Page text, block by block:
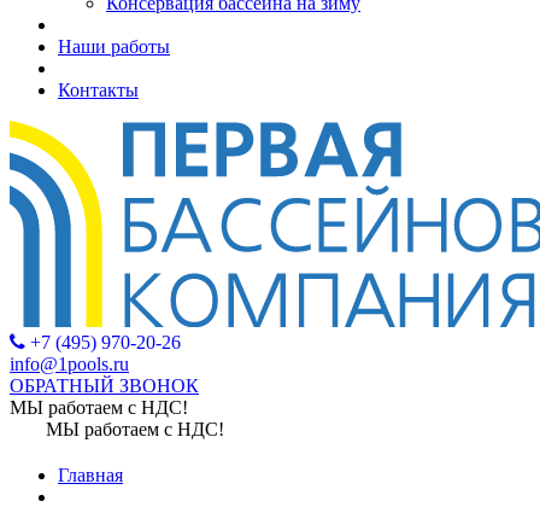
Наши работы
Контакты
+7 (495) 970-20-26
info@1pools.ru
ОБРАТНЫЙ ЗВОНОК
МЫ работаем с НДС!
МЫ работаем с НДС!
Главная